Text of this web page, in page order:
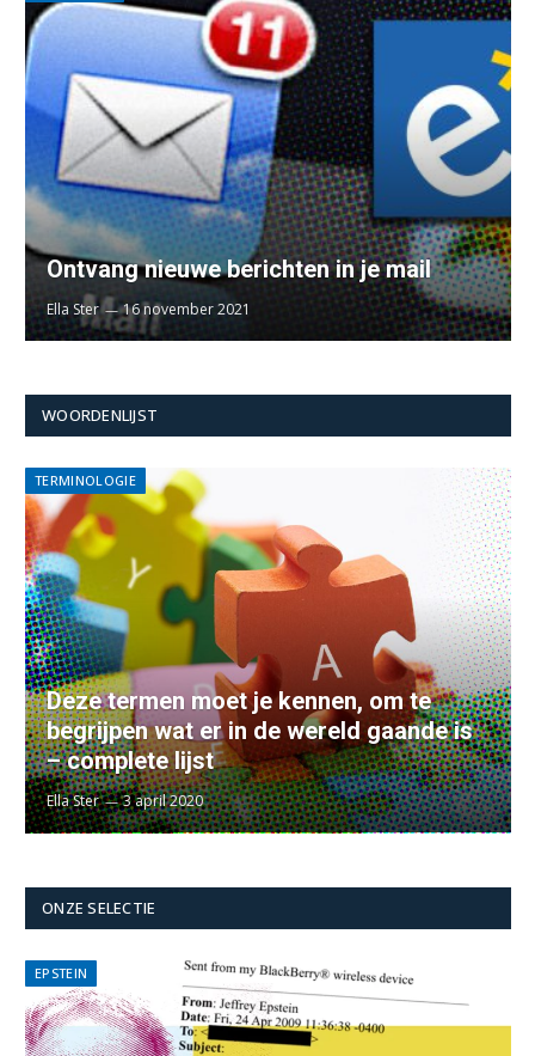
Ontvang nieuwe berichten in je mail
Ella Ster 16 november 2021
WOORDENLIJST
TERMINOLOGIE
Deze termen moet je kennen, om te
begrijpen wat er in de wereld gaande is
– complete lijst
Ella Ster 3 april 2020
ONZE SELECTIE
EPSTEIN